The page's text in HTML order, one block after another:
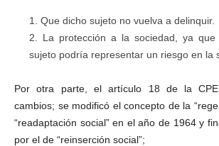
Que dicho sujeto no vuelva a delinquir.
La protección a la sociedad, ya
sujeto podría representar un riesgo en la
Por otra parte, el artículo 18 de la
cambios; se modificó el concepto de la
“readaptación social” en el año de 1964 y
por el de “reinserción social”;